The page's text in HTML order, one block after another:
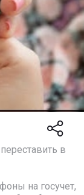
в
на госучет,